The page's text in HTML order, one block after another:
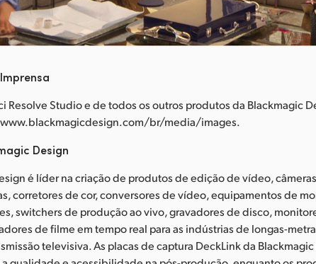
Resolve Studio e de todos os outros produtos da Blackmagic
br/media/images.
Design
é líder na criação de produtos de edição de vídeo,
corretores de cor, conversores de vídeo, equipamentos de
switchers de produção ao vivo, gravadores de disco,
de filme em tempo real para as indústrias de longas-
televisiva. As placas de captura DeckLink da